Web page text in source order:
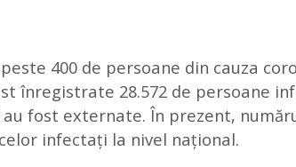
400 de persoane din cauza
înregistrate 28.572 de persoane
fost externate. În prezent,
infectați la nivel național.